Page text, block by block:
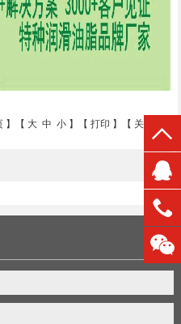
】【 大 中 小 】【 打印 】【 关闭